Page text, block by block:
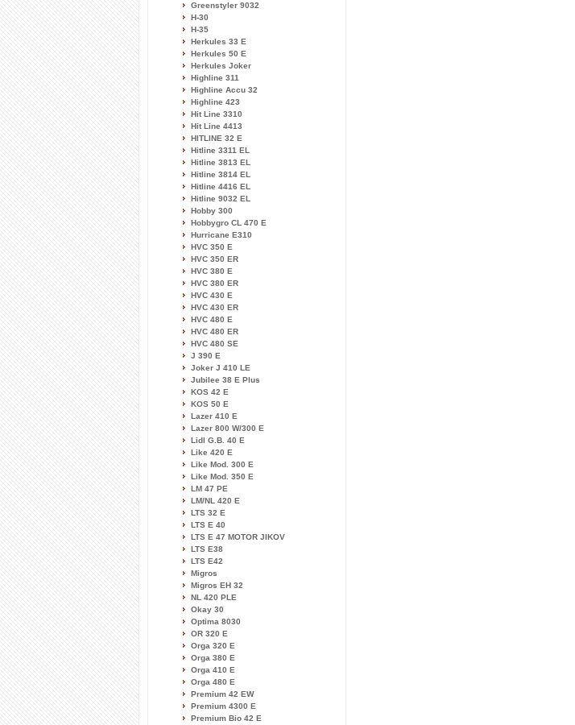
Greenstyler 9032
H-30
H-35
Herkules 33 E
Herkules 50 E
Herkules Joker
Highline 311
Highline Accu 32
Highline 423
Hit Line 3310
Hit Line 4413
HITLINE 32 E
Hitline 3311 EL
Hitline 3813 EL
Hitline 3814 EL
Hitline 4416 EL
Hitline 9032 EL
Hobby 300
Hobbygro CL 470 E
Hurricane E310
HVC 350 E
HVC 350 ER
HVC 380 E
HVC 380 ER
HVC 430 E
HVC 430 ER
HVC 480 E
HVC 480 ER
HVC 480 SE
J 390 E
Joker J 410 LE
Jubilee 38 E Plus
KOS 42 E
KOS 50 E
Lazer 410 E
Lazer 800 W/300 E
Lidl G.B. 40 E
Like 420 E
Like Mod. 300 E
Like Mod. 350 E
LM 47 PE
LM/NL 420 E
LTS 32 E
LTS E 40
LTS E 47 MOTOR JIKOV
LTS E38
LTS E42
Migros
Migros EH 32
NL 420 PLE
Okay 30
Optima 8030
OR 320 E
Orga 320 E
Orga 380 E
Orga 410 E
Orga 480 E
Premium 42 EW
Premium 4300 E
Premium Bio 42 E